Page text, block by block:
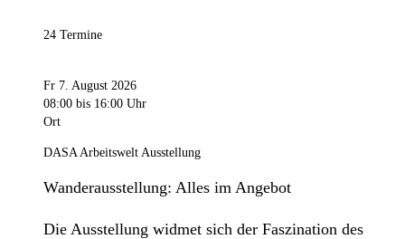
24 Termine
Fr 7. August 2026
08:00 bis 16:00 Uhr
Ort
DASA Arbeitswelt Ausstellung
Wanderausstellung: Alles im Angebot
Die Ausstellung widmet sich der Faszination des